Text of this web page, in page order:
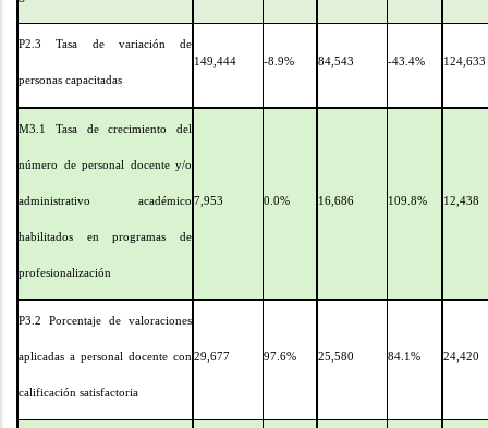
P2.3 Tasa de variación de
personas capacitadas
149,444 -8.9% 84,543 -43.4% 124,633
M3.1 Tasa de crecimiento del
número de personal docente y/o
administrativo académico
habilitados en programas de
profesionalización
7,953 0.0% 16,686 109.8% 12,438
P3.2 Porcentaje de valoraciones
aplicadas a personal docente con
calificación satisfactoria
29,677 97.6% 25,580 84.1% 24,420